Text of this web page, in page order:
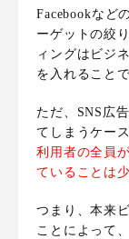
Facebookなど
ーゲットの絞
ィングはビジ
を入れること
ただ、SNS広
てしまうケー
利用者の全員
ていることは
つまり、本来
ことによって